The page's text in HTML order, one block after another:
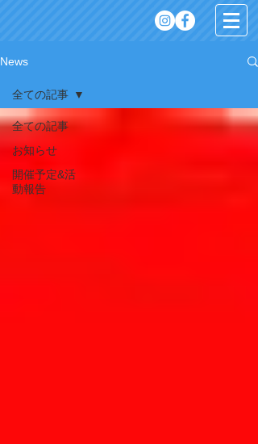
News
全ての記事
お知らせ
開催予定&活
動報告
全ての記事